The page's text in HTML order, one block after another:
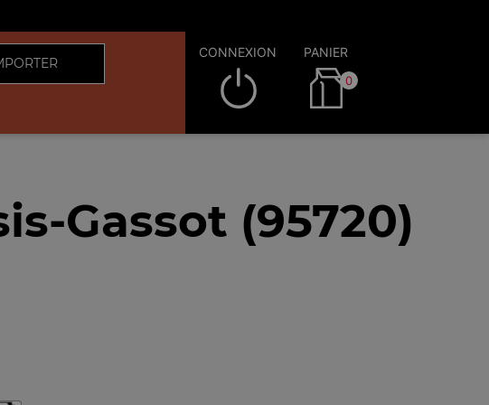
CONNEXION PANIER
0
Gassot (95720)